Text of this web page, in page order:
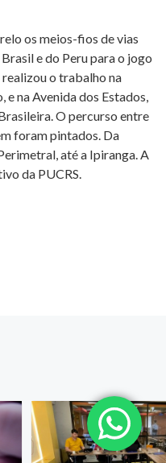
os meios-fios de vias
e do Peru para o jogo
o trabalho na
na Avenida dos Estados,
O percurso entre
foram pintados. Da
até a Ipiranga. A
da PUCRS.